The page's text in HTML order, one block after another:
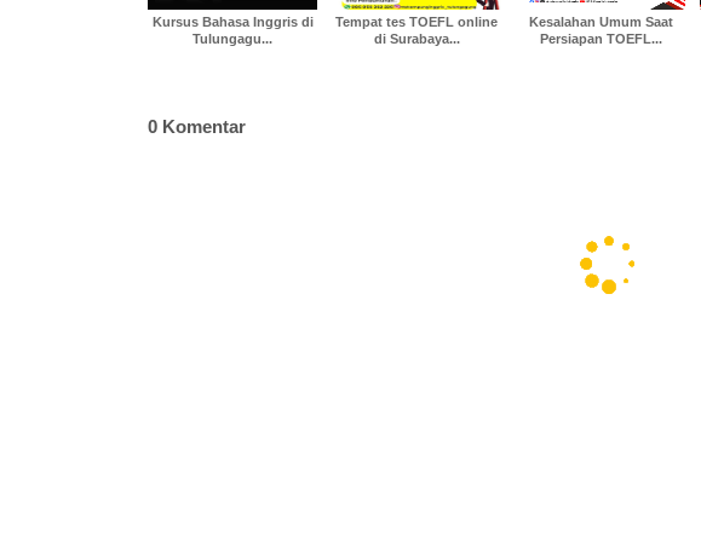
Kursus Bahasa Inggris di
Tulungagu...
Tempat tes TOEFL online
di Surabaya...
Kesalahan Umum Saat
Persiapan TOEFL...
0 Komentar